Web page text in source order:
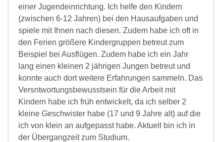
einer Jugendeinrichtung. Ich helfe den Kindern
(zwischen 6-12 Jahren) bei den Hausaufgaben und
spiele mit Ihnen nach diesen. Zudem habe ich oft in
den Ferien größere Kindergruppen betreut zum
Beispiel bei Ausflügen. Zudem habe ich ein Jahr
lang einen kleinen 2 jährigen Jungen betreut und
konnte auch dort weitere Erfahrungen sammeln. Das
Versntwortungsbewusstsein für die Arbeit mit
Kindern habe ich früh entwickelt, da ich selber 2
kleine Geschwister habe (17 und 9 Jahre alt) auf die
ich von klein an aufgepasst habe. Aktuell bin ich in
der Übergangzeit zum Studium.